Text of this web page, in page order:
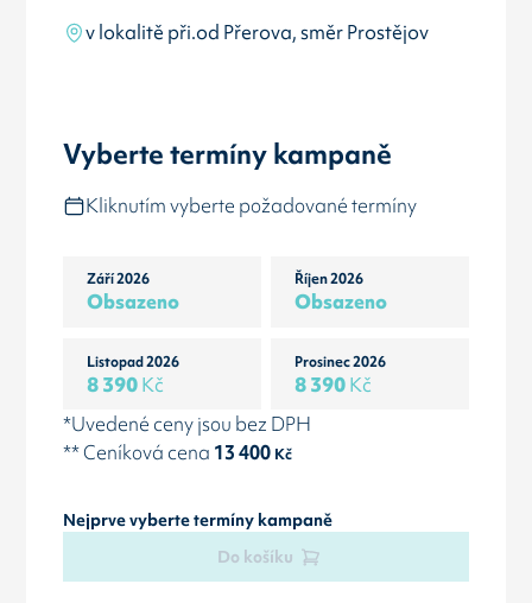
v lokalitě při.od Přerova, směr Prostějov
Vyberte termíny kampaně
Kliknutím vyberte požadované termíny
Září 2026
Obsazeno
Říjen 2026
Obsazeno
Listopad 2026
8 390Kč
Prosinec 2026
8 390Kč
*Uvedené ceny jsou bez DPH
** Ceníková cena 13 400Kč
Nejprve vyberte termíny kampaně
Do košíku